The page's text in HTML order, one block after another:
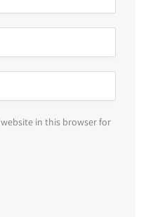
in this browser for